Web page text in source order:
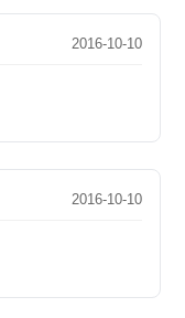
2016-10-10
2016-10-10